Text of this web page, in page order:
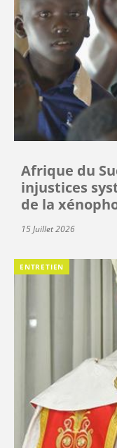
Afrique du
injustices
de la
15 Juillet 2026
ENTRETIEN